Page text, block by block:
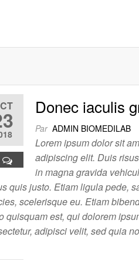
Donec iaculis
Par ADMIN BIOMEDILAB
Lorem ipsum dolor sit
adipiscing elit. Duis
in magna gravida
quis justo. Etiam ligula pede,
scelerisque eu. Etiam
quisquam est, qui dolorem
adipisci velit, sed quia